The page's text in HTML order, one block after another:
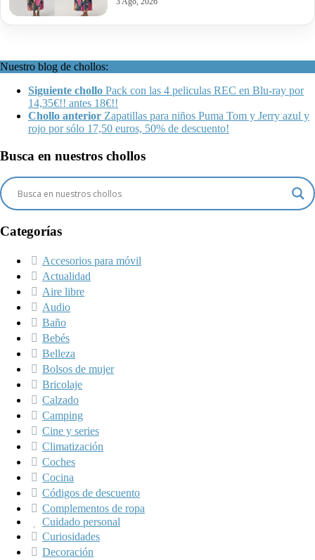
Nuestro blog de chollos:
Siguiente chollo Pack con las 4 peliculas REC en Blu-ray por
14,35€!! antes 18€!!
Chollo anterior Zapatillas para niños Puma Tom y Jerry azul y
rojo por sólo 17,50 euros, 50% de descuento!
Busca en nuestros chollos
Categorías
Accesorios para móvil
Actualidad
Aire libre
Audio
Baño
Bebés
Belleza
Bolsos de mujer
Bricolaje
Calzado
Camping
Cine y series
Climatización
Coches
Cocina
Códigos de descuento
Complementos de ropa
Cuidado personal
Curiosidades
Decoración